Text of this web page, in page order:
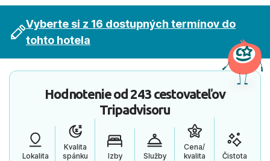
Vyberte si z 16 dostupných termínov do
tohto hotela
Hodnotenie od243 cestovateľov
Tripadvisoru
Lokalita
Kvalita
spánku
Izby Služby
Cena/
kvalita
Čistota